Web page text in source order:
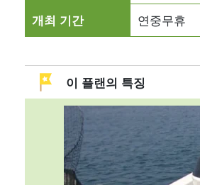
개최 기간
연중무휴
이 플랜의 특징